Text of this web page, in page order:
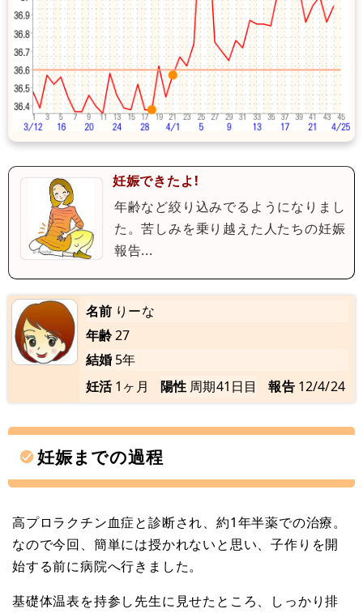
妊娠できたよ!
年齢など絞り込みでるようになりまし
た。苦しみを乗り越えた人たちの妊娠
報告...
名前 りーな
年齢27
結婚 5年
妊活 1ヶ月 陽性 周期41日目 報告 12/4/24
妊娠までの過程
高プロラクチン血症と診断され、約1年半薬での治療。
なので今回、簡単には授かれないと思い、子作りを開
始する前に病院へ行きました。
基礎体温表を持参し先生に見せたところ、しっかり排